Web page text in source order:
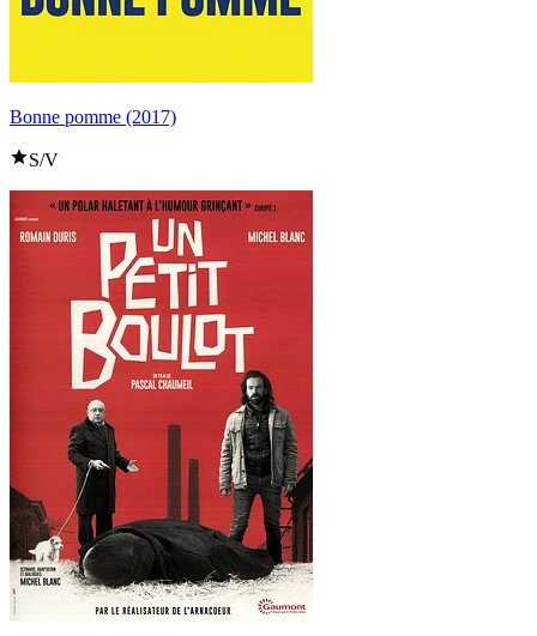
Bonne pomme (2017)
S/V